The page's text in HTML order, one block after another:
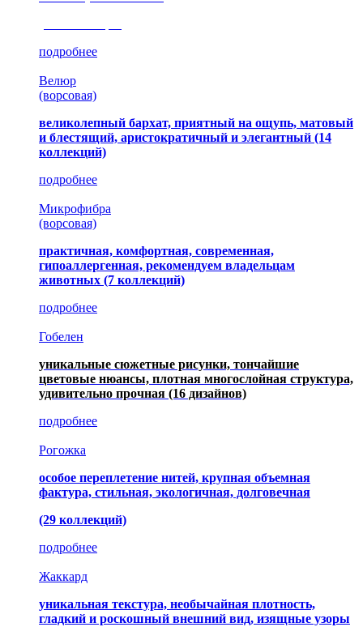
подробнее
Велюр
(ворсовая)
великолепный бархат, приятный на ощупь, матовый
и блестящий, аристократичный и элегантный (14
коллекций)
подробнее
Микрофибра
(ворсовая)
практичная, комфортная, современная,
гипоаллергенная, рекомендуем владельцам
животных (7 коллекций)
подробнее
Гобелен
уникальные сюжетные рисунки, тончайшие
цветовые нюансы, плотная многослойная структура,
удивительно прочная (16 дизайнов)
подробнее
Рогожка
особое переплетение нитей, крупная объемная
фактура, стильная, экологичная, долговечная
(29 коллекций)
подробнее
Жаккард
уникальная текстура, необычайная плотность,
гладкий и роскошный внешний вид, изящные узоры